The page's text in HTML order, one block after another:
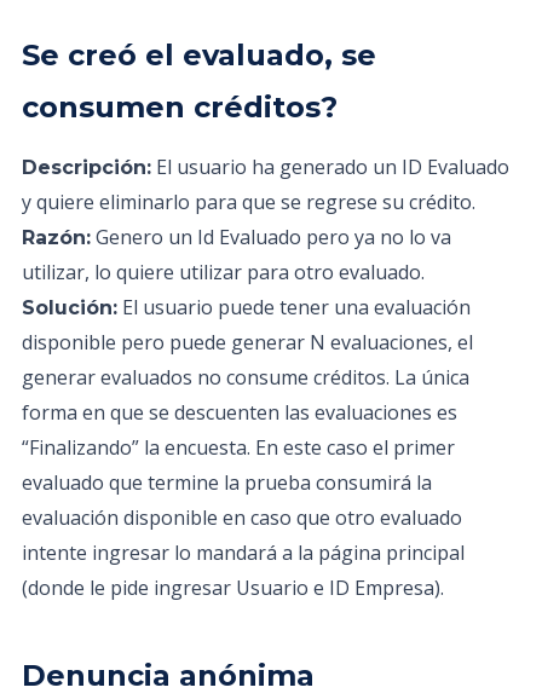
Se creó el evaluado, se
consumen créditos?
Descripción: El usuario ha generado un ID Evaluado
y quiere eliminarlo para que se regrese su crédito.
Razón: Genero un Id Evaluado pero ya no lo va
utilizar, lo quiere utilizar para otro evaluado.
Solución: El usuario puede tener una evaluación
disponible pero puede generar N evaluaciones, el
generar evaluados no consume créditos. La única
forma en que se descuenten las evaluaciones es
“Finalizando” la encuesta. En este caso el primer
evaluado que termine la prueba consumirá la
evaluación disponible en caso que otro evaluado
intente ingresar lo mandará a la página principal
(donde le pide ingresar Usuario e ID Empresa).
Denuncia anónima